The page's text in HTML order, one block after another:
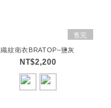
售完
織紋衛衣BRATOP–鹽灰
NT$2,200